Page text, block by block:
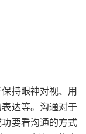
持眼神对视、用
达等。沟通对于
要看沟通的方式